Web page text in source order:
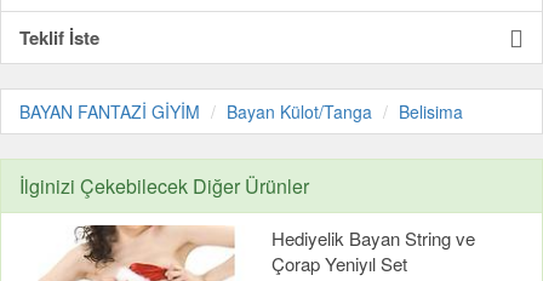
Teklif İste
BAYAN FANTAZİ GİYİM Bayan Külot/Tanga Belisima
İlginizi Çekebilecek Diğer Ürünler
Hediyelik Bayan String ve
Çorap Yeniyıl Set